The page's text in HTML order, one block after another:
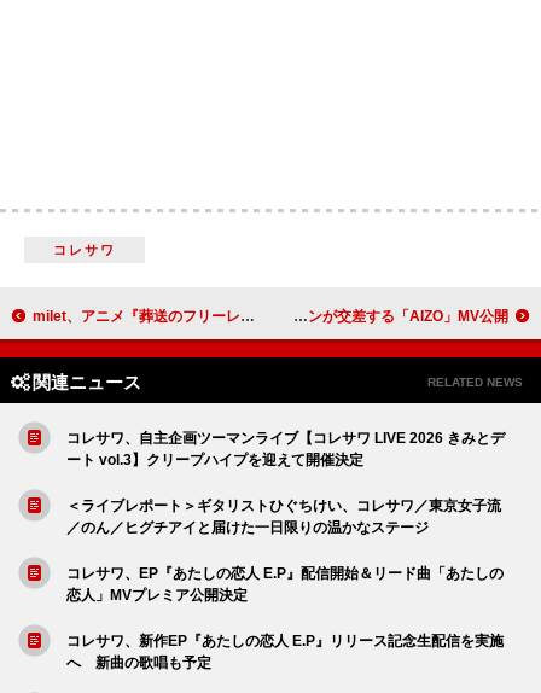
コレサワ
milet、アニメ『葬送のフリーレン』第2期EDテーマ「The Story of Us」MVはチェコで撮影 King Gnu、演奏シーン×衝撃的なCGシーンが交差する「AIZO」MV公開
関連ニュース RELATED NEWS
コレサワ、自主企画ツーマンライブ【コレサワ LIVE 2026 きみとデ
ート vol.3】クリープハイプを迎えて開催決定
＜ライブレポート＞ギタリストひぐちけい、コレサワ／東京女子流
／のん／ヒグチアイと届けた一日限りの温かなステージ
コレサワ、EP『あたしの恋人 E.P』配信開始＆リード曲「あたしの
恋人」MVプレミア公開決定
コレサワ、新作EP『あたしの恋人 E.P』リリース記念生配信を実施
へ 新曲の歌唱も予定